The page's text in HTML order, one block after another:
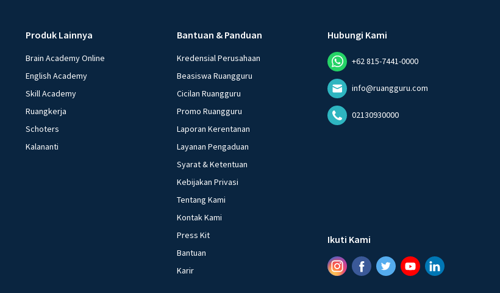
Produk Lainnya
Brain Academy Online
English Academy
Skill Academy
Ruangkerja
Schoters
Kalananti
Bantuan & Panduan
Kredensial Perusahaan
Beasiswa Ruangguru
Cicilan Ruangguru
Promo Ruangguru
Laporan Kerentanan
Layanan Pengaduan
Syarat & Ketentuan
Kebijakan Privasi
Tentang Kami
Kontak Kami
Press Kit
Bantuan
Karir
Hubungi Kami
+62 815-7441-0000
info@ruangguru.com
02130930000
Ikuti Kami